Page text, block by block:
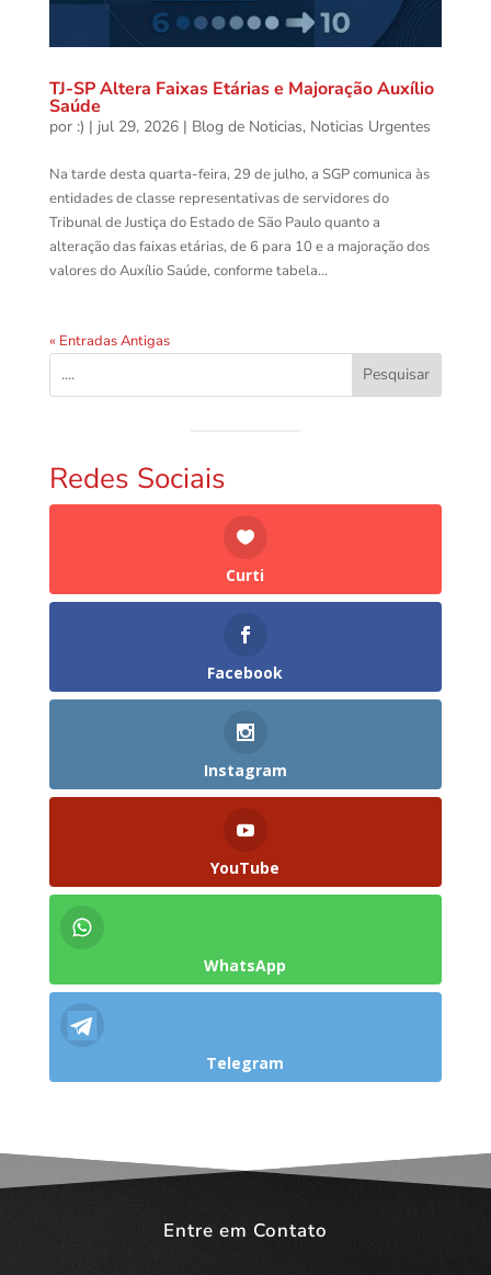
TJ-SP Altera Faixas Etárias e Majoração Auxílio
Saúde
por :) | jul 29, 2026| Blog de Noticias, Noticias Urgentes
Na tarde desta quarta-feira, 29 de julho, a SGP comunica às
entidades de ⁠classe representativas de servidores do
Tribunal de Justiça do Estado de São Paulo quanto a
alteração das faixas etárias, de 6 para 10 e a majoração dos
valores do Auxílio Saúde, conforme tabela...
« Entradas Antigas
Pesquisar
Redes Sociais
Curti
Facebook
Instagram
YouTube
WhatsApp
Telegram
Entre em Contato